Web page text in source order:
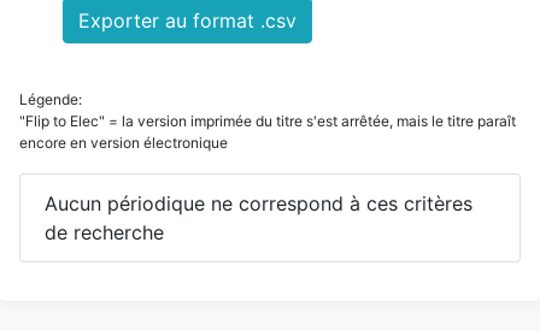
Exporter au format .csv
Légende:
"Flip to Elec" = la version imprimée du titre s'est arrêtée, mais le titre paraît
encore en version électronique
Aucun périodique ne correspond à ces critères
de recherche